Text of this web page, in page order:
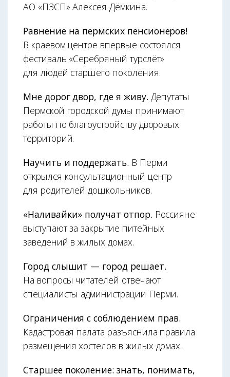
АО «ПЗСП» Алексея Дёмкина.
Равнение на пермских пенсионеров!
В краевом центре впервые состоялся
фестиваль «Серебряный турслёт»
для людей старшего поколения.
Мне дорог двор, где я живу. Депутаты
Пермской городской думы принимают
работы по благоустройству дворовых
территорий.
Научить и поддержать. В Перми
открылся консультационный центр
для родителей дошкольников.
«Наливайки» получат отпор. Россияне
выступают за закрытие питейных
заведений в жилых домах.
Город слышит — город решает.
На вопросы читателей отвечают
специалисты администрации Перми.
Ограничения с соблюдением прав.
Кадастровая палата разъяснила правила
размещения хостелов в жилых домах.
Старшее поколение: знать, понимать,